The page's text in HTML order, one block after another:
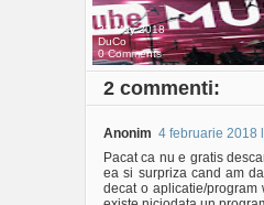
22 May 2018
DuCo
0 Comments
2 commenti:
Anonim 4 februarie 2018
Pacat ca nu e gratis
ea si surpriza cand am
decat o aplicatie/program